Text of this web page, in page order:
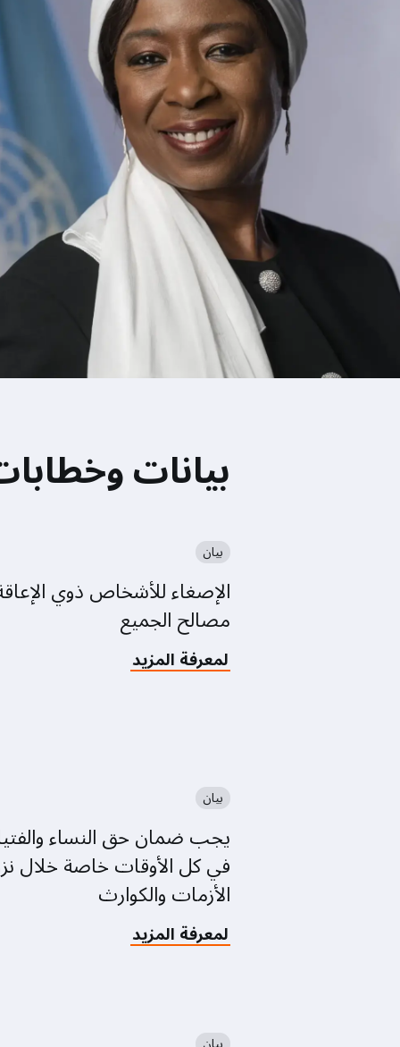
بيانات
بيان
الإصغاء للأشخاص ذوي
مصالح الجميع
لمعرفة المزيد
about
الإصغاء
يحقق
مصالح
الجميع
بيان
يجب ضمان حق النساء
في كل الأوقات خاصة خلال
الأزمات والكوارث
لمعرفة المزيد
about
يجب
والفتيات